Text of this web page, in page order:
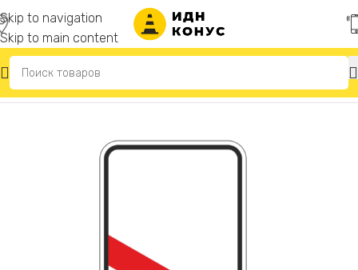
Skip to navigation
Skip to main content
Главная Дорожные знаки